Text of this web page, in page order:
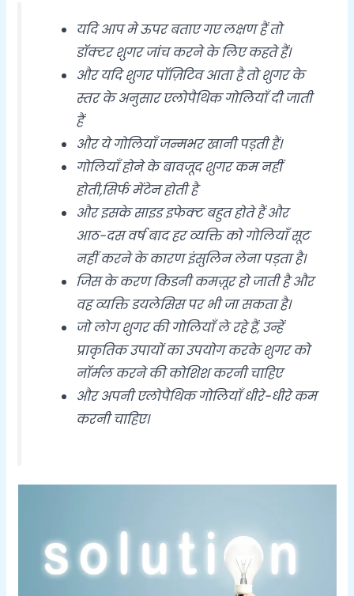
यदि आप मे ऊपर बताए गए लक्षण हैं तो
डॉक्टर शुगर जांच करने के लिए कहते हैं।
और यदि शुगर पॉज़िटिव आता है तो शुगर के
स्तर के अनुसार एलोपैथिक गोलियाँ दी जाती
हैं
और ये गोलियाँ जन्मभर खानी पड़ती हैं।
गोलियाँ होने के बावजूद शुगर कम नहीं
होती,सिर्फ मेंटेन होती है
और इसके साइड इफेक्ट बहुत होते हैं और
आठ-दस वर्ष बाद हर व्यक्ति को गोलियाँ सूट
नहीं करने के कारण इंसुलिन लेना पड़ता है।
जिस के करण किडनी कमज़ूर हो जाती है और
वह व्यक्ति डयलेसिस पर भी जा सकता है।
जो लोग शुगर की गोलियाँ ले रहे हैं, उन्हें
प्राकृतिक उपायों का उपयोग करके शुगर को
नॉर्मल करने की कोशिश करनी चाहिए
और अपनी एलोपैथिक गोलियाँ धीरे-धीरे कम
करनी चाहिए।